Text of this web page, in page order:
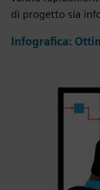
di progetto sia
Infografica: